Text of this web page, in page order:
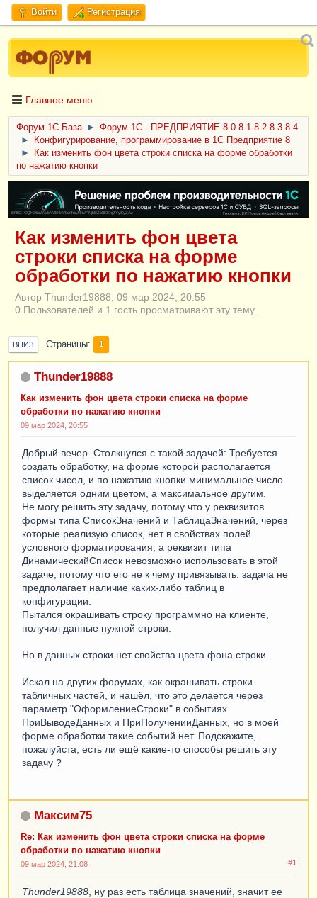
Войти Регистрация
Главное меню
Форум 1C База ►
Форум 1С - ПРЕДПРИЯТИЕ 8.0 8.1 8.2 8.3 8.4
►
Конфигурирование, программирование в 1С Предприятие 8
►
Как изменить фон цвета строки списка на форме обработки
по нажатию кнопки
ERID: CQH36pWzJqVJD4xVLsnhcU4hVPNjkBZe8KKxjJiYySyZAz
Как изменить фон цвета
строки списка на форме
обработки по нажатию кнопки
Автор Thunder19888, 09 мар 2024, 20:55
0 Пользователей и 1 гость просматривают эту тему.
ВНИЗ Страницы 1
Thunder19888
Как изменить фон цвета строки списка на форме
обработки по нажатию кнопки
09 мар 2024, 20:55
Добрый вечер. Столкнулся с такой задачей: Требуется
создать обработку, на форме которой располагается
список чисел, и по нажатию кнопки минимальное число
выделяется одним цветом, а максимальное другим.
Не могу решить эту задачу, потому что у реквизитов
формы типа СписокЗначений и ТаблицаЗначений, через
которые реализую список, нет в свойствах полей
условного форматирования, а реквизит типа
ДинамическийСписок невозможно использовать в этой
задаче, потому что его не к чему привязывать: задача не
предполагает наличие каких-либо таблиц в
конфигурации.
Пытался окрашивать строку программно на клиенте,
получил данные нужной строки.
Но в данных строки нет свойства цвета фона строки.
Искал на других форумах, как окрашивать строки
табличных частей, и нашёл, что это делается через
параметр "ОформлениеСтроки" в событиях
ПриВыводеДанных и ПриПолученииДанных, но в моей
форме обработки такие событий нет. Подскажите,
пожалуйста, есть ли ещё какие-то способы решить эту
задачу ?
Максим75
Re: Как изменить фон цвета строки списка на форме
обработки по нажатию кнопки
#1
09 мар 2024, 21:08
Thunder19888 , ну раз есть таблица значений, значит ее